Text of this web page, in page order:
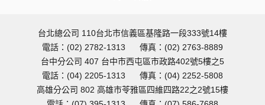
台北總公司 110台北市信義區基隆路一段333號14樓
電話：(02) 2782-1313
傳真：(02) 2763-8889
台中分公司 407 台中市西屯區市政路402號5樓之5
電話：(04) 2205-1313
傳真：(04) 2252-5808
高雄分公司 802 高雄市苓雅區四維四路22之2號15樓